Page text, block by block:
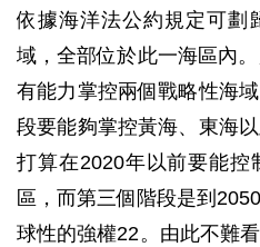
依據海洋法公約規定可劃
域，全部位於此一海區內
有能力掌控兩個戰略性海
段要能夠掌控黃海、東海
打算在2020年以前要能
區，而第三個階段是到
球性的強權22。由此不難